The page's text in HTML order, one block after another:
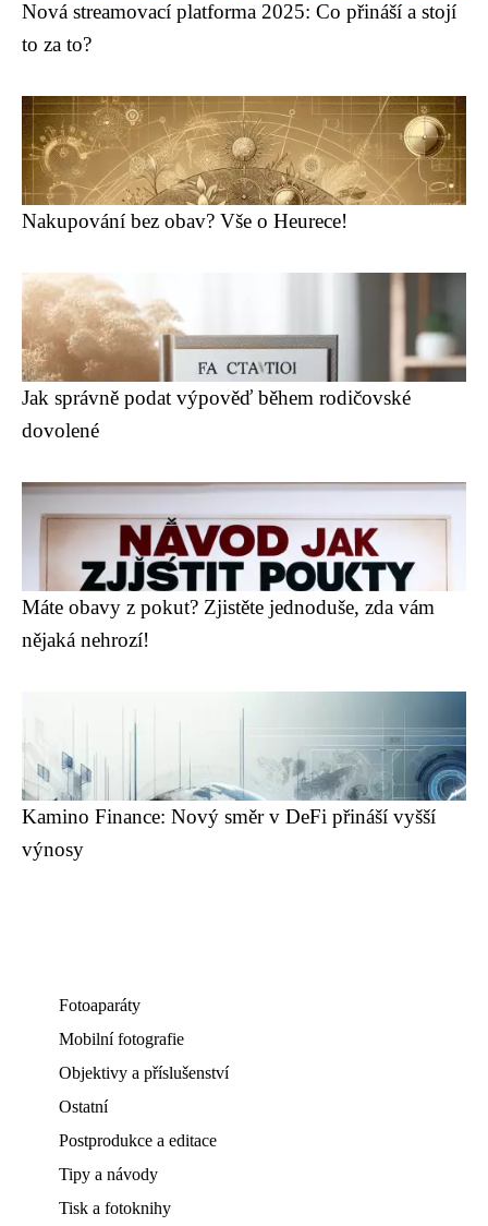
Nová streamovací platforma 2025: Co přináší a stojí
to za to?
Nakupování bez obav? Vše o Heurece!
Jak správně podat výpověď během rodičovské
dovolené
Máte obavy z pokut? Zjistěte jednoduše, zda vám
nějaká nehrozí!
Kamino Finance: Nový směr v DeFi přináší vyšší
výnosy
Fotoaparáty
Mobilní fotografie
Objektivy a příslušenství
Ostatní
Postprodukce a editace
Tipy a návody
Tisk a fotoknihy